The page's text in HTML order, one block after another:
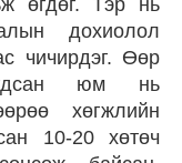
өгдөг. Тэр нь
дохиолол
чичирдэг. Өөр
юм нь
хөгжлийн
10-20 хөтөч